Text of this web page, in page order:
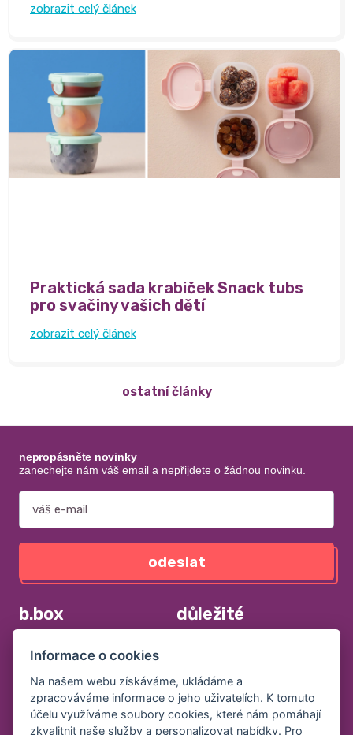
zobrazit celý článek
Praktická sada krabiček Snack tubs
pro svačiny vašich dětí
zobrazit celý článek
ostatní články
nepropásněte novinky
zanechejte nám váš email a nepřijdete o žádnou novinku.
odeslat
b.box
svačinové boxy
láhve na pití
kousátka
důležité
velkoobchodní spolupráce
kontakt
Informace o cookies
Na našem webu získáváme, ukládáme a
zpracováváme informace o jeho uživatelích. K tomuto
účelu využíváme soubory cookies, které nám pomáhají
zkvalitnit naše služby a personalizovat nabídky. Pro